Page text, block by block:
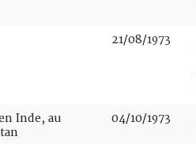
21/08/1973
Inde, au
04/10/1973